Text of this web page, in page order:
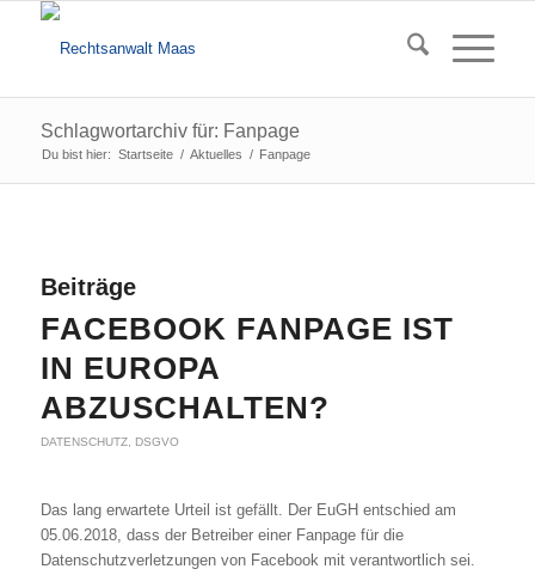
Schlagwortarchiv für: Fanpage
Du bist hier: Startseite / Aktuelles / Fanpage
Beiträge
FACEBOOK FANPAGE IST
IN EUROPA
ABZUSCHALTEN?
DATENSCHUTZ, DSGVO
Das lang erwartete Urteil ist gefällt. Der EuGH entschied am
05.06.2018, dass der Betreiber einer Fanpage für die
Datenschutzverletzungen von Facebook mit verantwortlich sei.